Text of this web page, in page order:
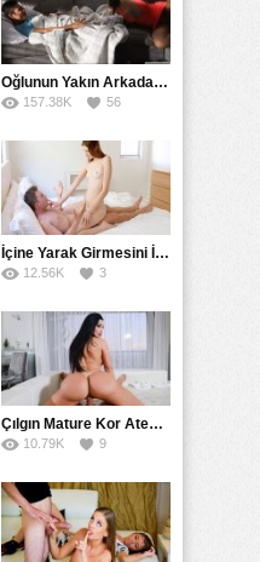
Oğlunun Yakın Arkadaşına Yorgan Altından Sulanan Milf
157.38K 56
İçine Yarak Girmesini İsteyince Kuzeninin Penisini Kullandı
12.56K 3
Çılgın Mature Kor Ateşiyle Misafirini Yakıp Eritti
10.79K 9